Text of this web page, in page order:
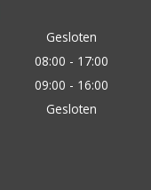
Gesloten
08:00 - 17:00
09:00 - 16:00
Gesloten